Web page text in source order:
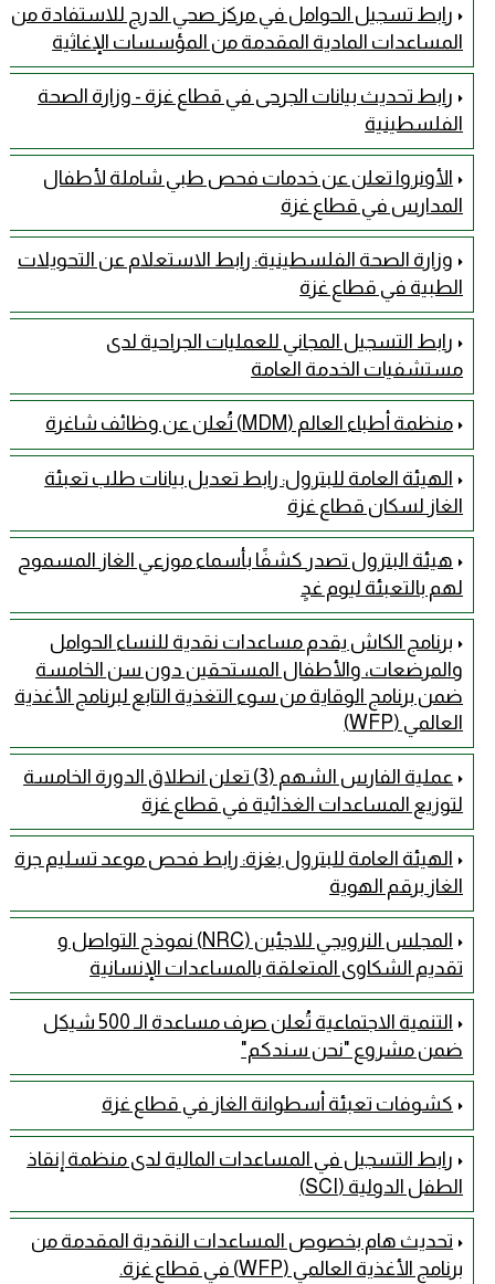
رابط تسجيل الحوامل في مركز صحي الدرج للاستفادة من
المساعدات المادية المقدمة من المؤسسات الإغاثية
رابط تحديث بيانات الجرحى في قطاع غزة - وزارة الصحة
الفلسطينية
الأونروا تعلن عن خدمات فحص طبي شاملة لأطفال
المدارس في قطاع غزة
وزارة الصحة الفلسطينية: رابط الاستعلام عن التحويلات
الطبية في قطاع غزة
رابط التسجيل المجاني للعمليات الجراحية لدى
مستشفيات الخدمة العامة
منظمة أطباء العالم (MDM) تُعلن عن وظائف شاغرة
الهيئة العامة للبترول: رابط تعديل بيانات طلب تعبئة
الغاز لسكان قطاع غزة
هيئة البترول تصدر كشفًا بأسماء موزعي الغاز المسموح
لهم بالتعبئة ليوم غدٍ
برنامج الكاش يقدم مساعدات نقدية للنساء الحوامل
والمرضعات، والأطفال المستحقين دون سن الخامسة
ضمن برنامج الوقاية من سوء التغذية التابع لبرنامج الأغذية
العالمي (WFP)
عملية الفارس الشهم (3) تعلن انطلاق الدورة الخامسة
لتوزيع المساعدات الغذائية في قطاع غزة
الهيئة العامة للبترول بغزة: رابط فحص موعد تسليم جرة
الغاز برقم الهوية
المجلس النرويجي للاجئين (NRC) نموذج التواصل و
تقديم الشكاوى المتعلقة بالمساعدات الإنسانية
التنمية الاجتماعية تُعلن صرف مساعدة الـ 500 شيكل
ضمن مشروع "نحن سندكم"
كشوفات تعبئة أسطوانة الغاز في قطاع غزة
رابط التسجيل في المساعدات المالية لدى منظمة إنقاذ
الطفل الدولية (SCI)
تحديث هام بخصوص المساعدات النقدية المقدمة من
برنامج الأغذية العالمي (WFP) في قطاع غزة.